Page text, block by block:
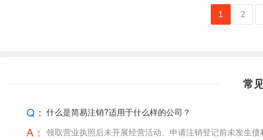
1 2
常
Q： 什么是简易注销?适用于什么样的公司？
A： 领取营业执照后未开展经营活动、申请注销登记前未发生